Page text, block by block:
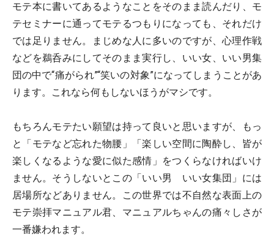
モテ本に書いてあるようなことをそのまま読んだり、モ
テセミナーに通ってモテるつもりになっても、それだけ
では足りません。まじめな人に多いのですが、心理作戦
などを鵜呑みにしてそのまま実行し、いい女、いい男集
団の中で“痛がられ”“笑いの対象”になってしまうことがあ
ります。これなら何もしないほうがマシです。
もちろんモテたい願望は持って良いと思いますが、もっ
と「モテなど忘れた物腰」「楽しい空間に陶酔し、皆が
楽しくなるような愛に似た感情」をつくらなければいけ
ません。そうしないとこの「いい男 いい女集団」には
居場所などありません。この世界では不自然な表面上の
モテ崇拝マニュアル君、マニュアルちゃんの痛々しさが
一番嫌われます。